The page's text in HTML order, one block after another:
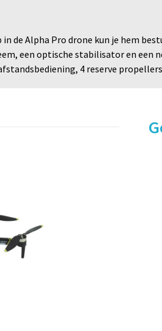
in de Alpha Pro drone kun je hem
een optische stabilisator en een
4 reserve